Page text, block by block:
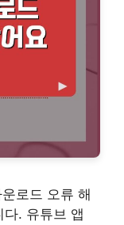
로드 오류 해
. 유튜브 앱